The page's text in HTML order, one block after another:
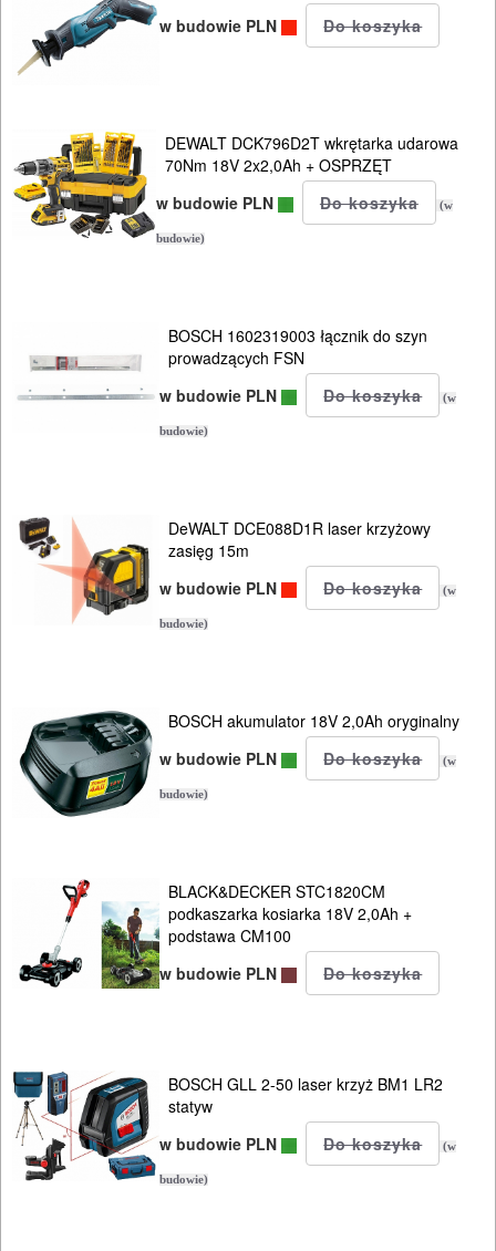
SIECIOWE
ELEKTRONARZĘDZIA
AKUMULATOROWE
OSPRZĘT
AKCESORIA
DO
I
TRANSPORTOWANIE
POMIAROWE
w budowie PLN
DEWALT DCK796D2T wkrętarka udarowa
70Nm 18V 2x2,0Ah + OSPRZĘT
w budowie PLN
(w
budowie)
BOSCH 1602319003 łącznik do szyn
prowadzących FSN
w budowie PLN
(w
budowie)
DeWALT DCE088D1R laser krzyżowy
zasięg 15m
w budowie PLN
(w
budowie)
BOSCH akumulator 18V 2,0Ah oryginalny
w budowie PLN
(w
budowie)
BLACK&DECKER STC1820CM
podkaszarka kosiarka 18V 2,0Ah +
podstawa CM100
w budowie PLN
BOSCH GLL 2-50 laser krzyż BM1 LR2
statyw
w budowie PLN
(w
budowie)